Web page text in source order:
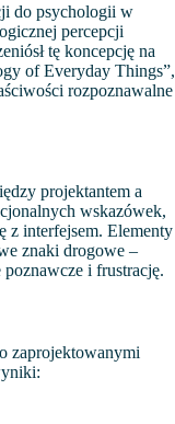
do psychologii w
percepcji
tę koncepcję na
of Everyday Things”,
rozpoznawalne
projektantem a
wskazówek,
z interfejsem. Elementy
znaki drogowe –
i frustrację.
zaprojektowanymi